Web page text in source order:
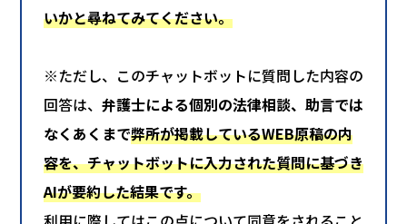
いかと尋ねてみてください。
※ただし、このチャットボットに質問した内容の
回答は、 弁護士による個別の法律相談、助言では
なくあくまで弊所が掲載しているWEB原稿の内
容を、チャットボットに入力された質問に基づき
AIが要約した結果です。